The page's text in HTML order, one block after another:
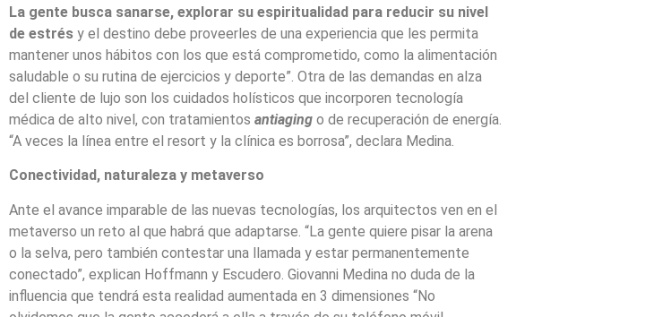
La gente busca sanarse, explorar su espiritualidad para reducir su nivel
de estrés y el destino debe proveerles de una experiencia que les permita
mantener unos hábitos con los que está comprometido, como la alimentación
saludable o su rutina de ejercicios y deporte”. Otra de las demandas en alza
del cliente de lujo son los cuidados holísticos que incorporen tecnología
médica de alto nivel, con tratamientos antiaging o de recuperación de energía.
“A veces la línea entre el resort y la clínica es borrosa”, declara Medina.
Conectividad, naturaleza y metaverso
Ante el avance imparable de las nuevas tecnologías, los arquitectos ven en el
metaverso un reto al que habrá que adaptarse. “La gente quiere pisar la arena
o la selva, pero también contestar una llamada y estar permanentemente
conectado”, explican Hoffmann y Escudero. Giovanni Medina no duda de la
influencia que tendrá esta realidad aumentada en 3 dimensiones “No